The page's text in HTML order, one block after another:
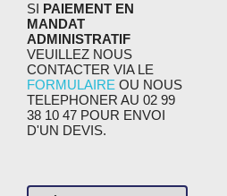
SI PAIEMENT EN
MANDAT
ADMINISTRATIF
VEUILLEZ NOUS
CONTACTER VIA LE
FORMULAIRE OU NOUS
TELEPHONER AU 02 99
38 10 47 POUR ENVOI
D'UN DEVIS.